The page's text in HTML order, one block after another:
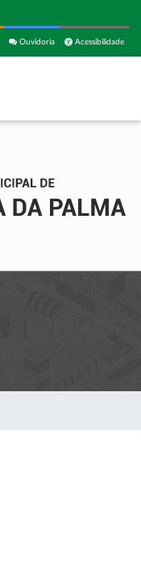
Acessibilidade
Ouvidoria